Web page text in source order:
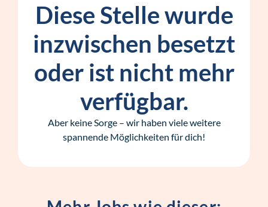
Diese Stelle wurde
inzwischen besetzt
oder ist nicht mehr
verfügbar.
Aber keine Sorge – wir haben viele weitere
spannende Möglichkeiten für dich!